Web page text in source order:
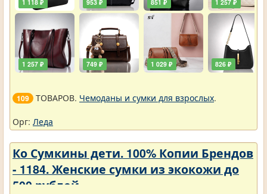
1 118 ₽
1 257 ₽
953 ₽
749 ₽
851 ₽
1 029 ₽
1 257 ₽
826 ₽
109 ТОВАРОВ. Чемоданы и сумки для взрослых.
Орг: Леда
Ко Сумкины дети. 100% Копии Брендов
- 1184. Женские сумки из экокожи до
500 рублей